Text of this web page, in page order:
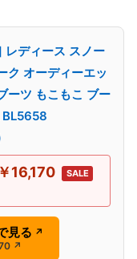
レディース スノー
ク オーディーエッ
ーツ もこもこ ブー
BL5658
￥16,170 SALE
見る ↗
↗